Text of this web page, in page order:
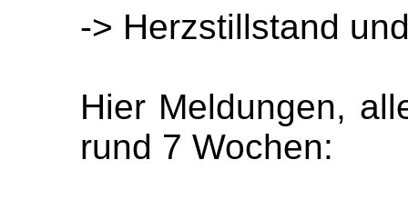
-> Herzstillstand
Hier Meldungen,
rund 7 Wochen: